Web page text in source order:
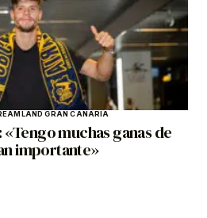
GRAN CANARIA
muchas ganas de
importante»